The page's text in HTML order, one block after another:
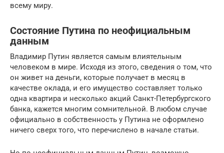
всему миру.
Состояние Путина по неофициальным
данным
Владимир Путин является самым влиятельным
человеком в мире. Исходя из этого, сведения о том, что
он живет на деньги, которые получает в месяц в
качестве оклада, и его имущество составляет только
одна квартира и несколько акций Санкт-Петербургского
банка, кажется многим сомнительной. В любом случае
официально в собственность у Путина не оформлено
ничего сверх того, что перечислено в начале статьи.